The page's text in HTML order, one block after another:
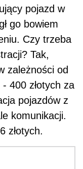
pojazd w
go bowiem
Czy trzeba
Tak,
zależności od
400 złotych za
pojazdów z
komunikacji.
złotych.